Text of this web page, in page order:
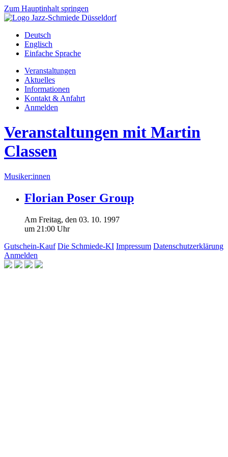
Zum Hauptinhalt springen
Deutsch
Englisch
Einfache Sprache
Veranstaltungen
Aktuelles
Informationen
Kontakt & Anfahrt
Anmelden
Veranstaltungen mit Martin
Classen
Musiker:innen
Florian Poser Group
Am Freitag, den 03. 10. 1997
um 21:00 Uhr
Gutschein-Kauf Die Schmiede-KI Impressum Datenschutzerklärung
Anmelden